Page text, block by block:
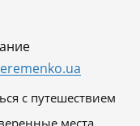
с путешествием
места